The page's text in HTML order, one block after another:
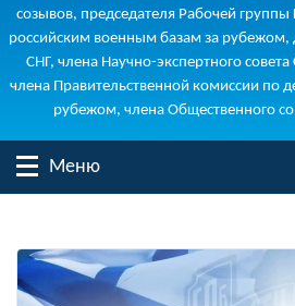
созывов, председателя Рабочей
российским военным базам за рубежом,
СНГ, члена Научно-экспертного
члена Правительственной комиссии по
рубежом, члена Общественного
Меню